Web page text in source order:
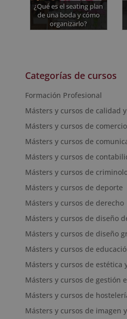
¿Qué es el seating plan
de una boda y cómo
organizarlo?
Categorías de cursos
Formación Profesional
Másters y cursos de calidad
Másters y cursos de comercio
Másters y cursos de
Másters y cursos de
Másters y cursos de
Másters y cursos de deporte
Másters y cursos de derecho
Másters y cursos de diseño
Másters y cursos de diseño
Másters y cursos de
Másters y cursos de estética
Másters y cursos de gestión
Másters y cursos de
Másters y cursos de imagen